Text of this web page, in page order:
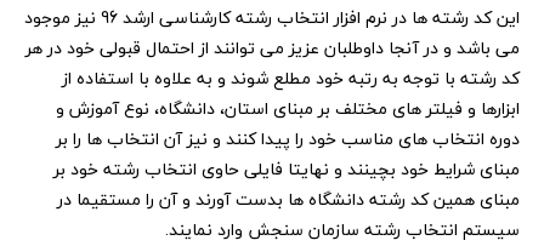
‏این کد رشته ها در نرم افزار انتخاب رشته کارشناسی ارشد 96 نیز موجود
می باشد و در آنجا داوطلبان عزیز می توانند از احتمال قبولی خود در هر
کد رشته با توجه به رتبه خود مطلع شوند و به علاوه با استفاده از
ابزارها و فیلتر های مختلف بر مبنای استان، دانشگاه، نوع آموزش و
دوره انتخاب های مناسب خود را پیدا کنند و نیز آن انتخاب ها را بر
مبنای شرایط خود بچینند و نهایتا فایلی حاوی انتخاب رشته خود بر
مبنای همین کد رشته دانشگاه ها بدست آورند و آن را مستقیما در
سیستم انتخاب رشته سازمان سنجش وارد نمایند.